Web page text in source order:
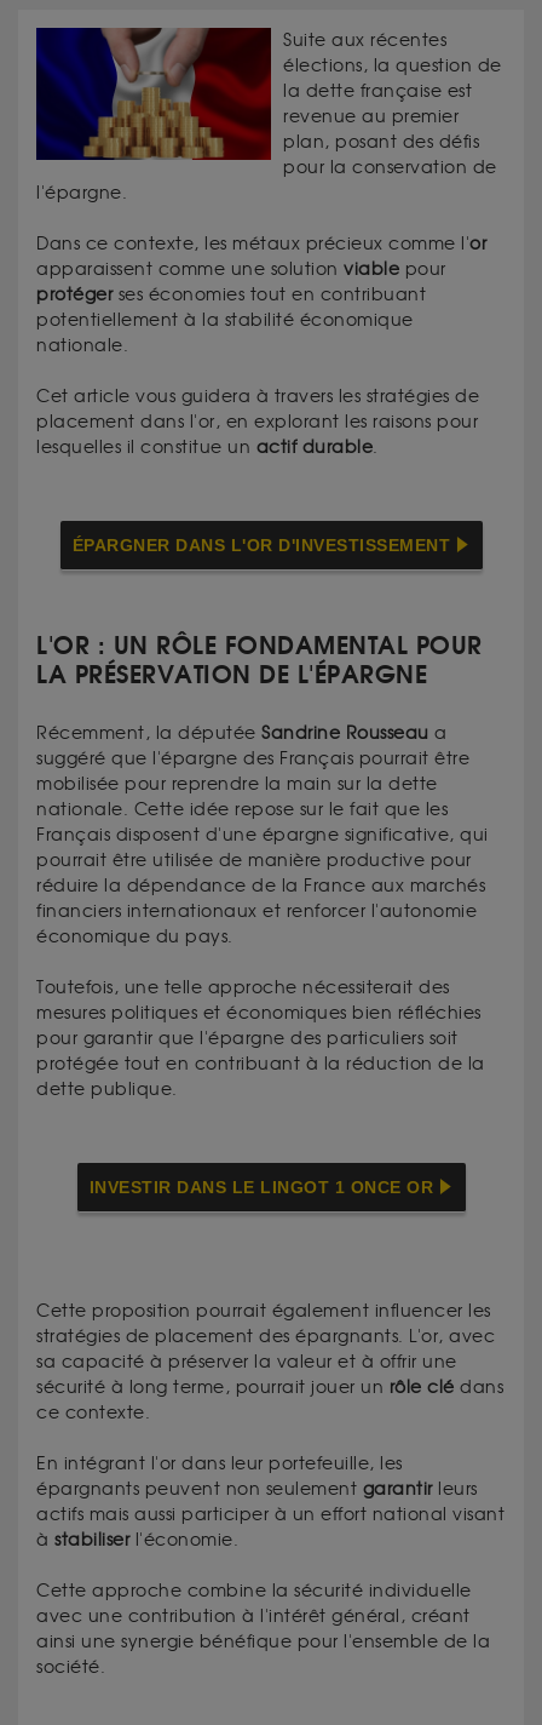
Suite aux récentes
élections, la question de
la dette française est
revenue au premier
plan, posant des défis
pour la conservation de
l'épargne.
Dans ce contexte, les métaux précieux comme l'or
apparaissent comme une solution viable pour
protégerses économies tout en contribuant
potentiellement à la stabilité économique
nationale.
Cet article vous guidera à travers les stratégies de
placement dans l'or, en explorant les raisons pour
lesquelles il constitue un actif durable.
ÉPARGNER DANS L'OR D'INVESTISSEMENT
L'OR : UN RÔLE FONDAMENTAL POUR
LA PRÉSERVATION DE L'ÉPARGNE
Récemment, la députée Sandrine Rousseau a
suggéré que l'épargne des Français pourrait être
mobilisée pour reprendre la main sur la dette
nationale. Cette idée repose sur le fait que les
Français disposent d'une épargne significative, qui
pourrait être utilisée de manière productive pour
réduire la dépendance de la France aux marchés
financiers internationaux et renforcer l'autonomie
économique du pays.
Toutefois, une telle approche nécessiterait des
mesures politiques et économiques bien réfléchies
pour garantir que l'épargne des particuliers soit
protégée tout en contribuant à la réduction de la
dette publique.
INVESTIR DANS LE LINGOT 1 ONCE OR
Cette proposition pourrait également influencer les
stratégies de placement des épargnants. L'or, avec
sa capacité à préserver la valeur et à offrir une
sécurité à long terme, pourrait jouer un rôle clé dans
ce contexte.
En intégrant l'or dans leur portefeuille, les
épargnants peuvent non seulement garantirleurs
actifs mais aussi participer à un effort national visant
à stabiliserl'économie.
Cette approche combine la sécurité individuelle
avec une contribution à l'intérêt général, créant
ainsi une synergie bénéfique pour l'ensemble de la
société.